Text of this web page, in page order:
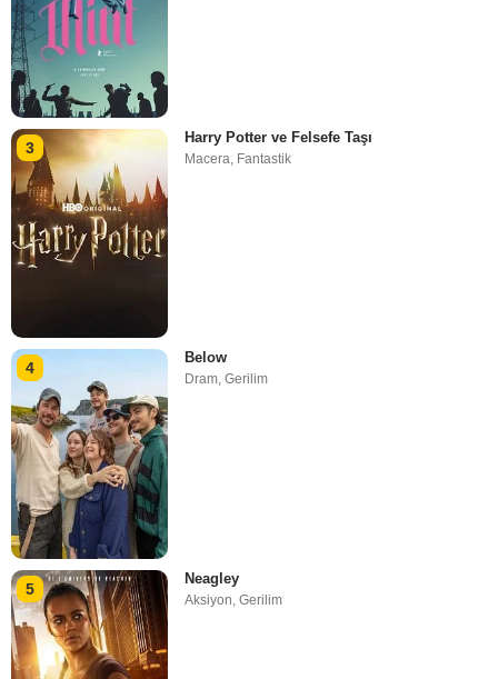
3
Harry Potter ve Felsefe Taşı
Macera, Fantastik
4
Below
Dram,Gerilim
5
Neagley
Aksiyon ,Gerilim